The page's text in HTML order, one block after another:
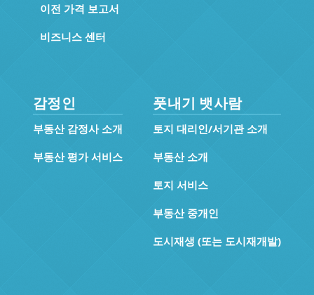
이전 가격 보고서
비즈니스 센터
감정인
부동산 감정사 소개
부동산 평가 서비스
풋내기 뱃사람
토지 대리인/서기관 소개
부동산 소개
토지 서비스
부동산 중개인
도시재생 (또는 도시재개발)